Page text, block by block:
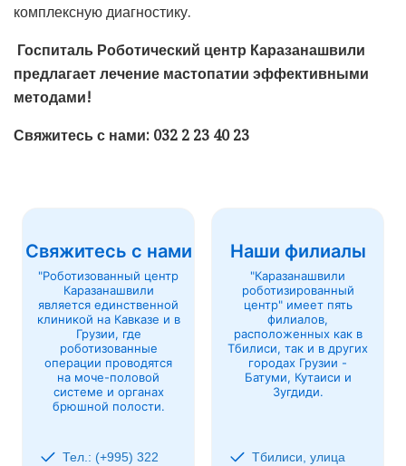
комплексную диагностику.
Госпиталь Роботический центр Каразанашвили
предлагает лечение мастопатии эффективными
методами!
Свяжитесь с нами: 032 2 23 40 23
Свяжитесь с нами
"Роботизованный центр
Каразанашвили
является единственной
клиникой на Кавказе и в
Грузии, где
роботизованные
операции проводятся
на моче-половой
системе и органах
брюшной полости.
Тел.: (+995) 322
Наши филиалы
"Каразанашвили
роботизированный
центр" имеет пять
филиалов,
расположенных как в
Тбилиси, так и в других
городах Грузии -
Батуми, Кутаиси и
Зугдиди.
Тбилиси, улица